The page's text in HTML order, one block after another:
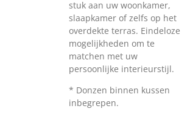
stuk aan uw woonkamer,
slaapkamer of zelfs op het
overdekte terras. Eindeloze
mogelijkheden om te
matchen met uw
persoonlijke interieurstijl.
* Donzen binnen kussen
inbegrepen.